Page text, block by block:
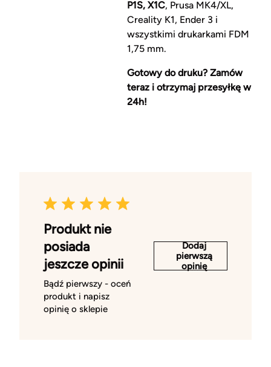
P1S, X1C, Prusa MK4/XL,
Creality K1, Ender 3 i
wszystkimi drukarkami FDM
1,75 mm.
Gotowy do druku? Zamów
teraz i otrzymaj przesyłkę w
24h!
Produkt nie
posiada
jeszcze opinii
Bądź pierwszy - oceń
produkt i napisz
opinię o sklepie
Dodaj
pierwszą
opinię